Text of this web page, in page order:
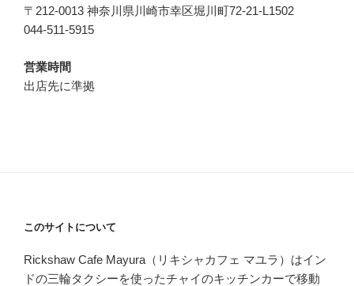
〒212-0013 神奈川県川崎市幸区堀川町72-21-L1502
044-511-5915
営業時間
出店先に準拠
このサイトについて
Rickshaw Cafe Mayura（リキシャカフェ マユラ）はイン
ドの三輪タクシーを使ったチャイのキッチンカーで移動